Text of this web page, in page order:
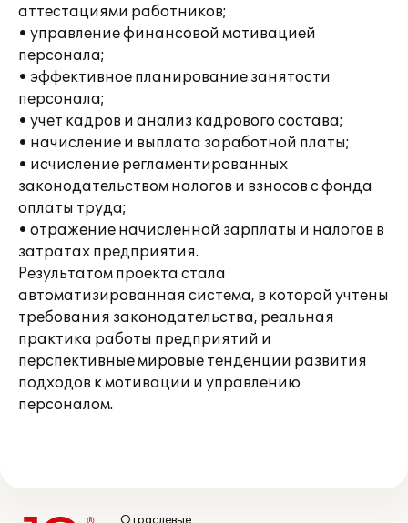
аттестациями работников;
• управление финансовой мотивацией
персонала;
• эффективное планирование занятости
персонала;
• учет кадров и анализ кадрового состава;
• начисление и выплата заработной платы;
• исчисление регламентированных
законодательством налогов и взносов с фонда
оплаты труда;
• отражение начисленной зарплаты и налогов в
затратах предприятия.
Результатом проекта стала
автоматизированная система, в которой учтены
требования законодательства, реальная
практика работы предприятий и
перспективные мировые тенденции развития
подходов к мотивации и управлению
персоналом.